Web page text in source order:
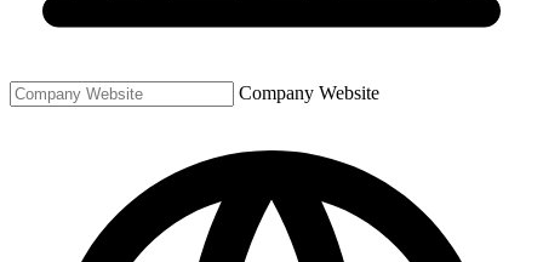
Company Website